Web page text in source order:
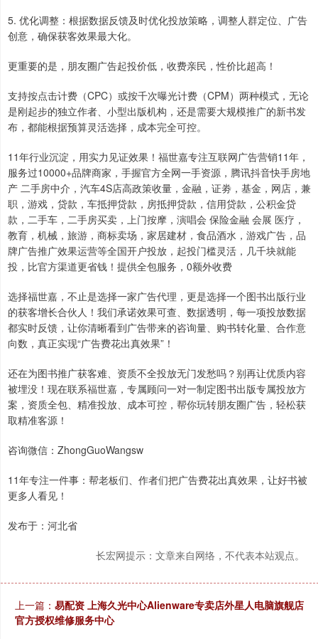
5. 优化调整：根据数据反馈及时优化投放策略，调整人群定位、广告
创意，确保获客效果最大化。
更重要的是，朋友圈广告起投价低，收费亲民，性价比超高！
支持按点击计费（CPC）或按千次曝光计费（CPM）两种模式，无论
是刚起步的独立作者、小型出版机构，还是需要大规模推广的新书发
布，都能根据预算灵活选择，成本完全可控。
11年行业沉淀，用实力见证效果！福世嘉专注互联网广告营销11年，
服务过10000+品牌商家，手握官方全网一手资源，腾讯抖音快手房地
产 二手房中介，汽车4S店高政策收量，金融，证劵，基金，网店，兼
职，游戏，贷款，车抵押贷款，房抵押贷款，信用贷款，公积金贷
款，二手车，二手房买卖，上门按摩，演唱会 保险金融 会展 医疗，
教育，机械，旅游，商标卖场，家居建材，食品酒水，游戏广告，品
牌广告推广效果运营等全国开户投放，起投门槛灵活，几千块就能
投，比官方渠道更省钱！提供全包服务，0额外收费
选择福世嘉，不止是选择一家广告代理，更是选择一个图书出版行业
的获客增长合伙人！我们承诺效果可查、数据透明，每一项投放数据
都实时反馈，让你清晰看到广告带来的咨询量、购书转化量、合作意
向数，真正实现“广告费花出真效果”！
还在为图书推广获客难、资质不全投放无门发愁吗？别再让优质内容
被埋没！现在联系福世嘉，专属顾问一对一制定图书出版专属投放方
案，资质全包、精准投放、成本可控，帮你玩转朋友圈广告，轻松获
取精准客源！
咨询微信：ZhongGuoWangsw
11年专注一件事：帮老板们、作者们把广告费花出真效果，让好书被
更多人看见！
发布于：河北省
长宏网提示：文章来自网络，不代表本站观点。
上一篇： 易配资 上海久光中心Alienware专卖店外星人电脑旗舰店
官方授权维修服务中心